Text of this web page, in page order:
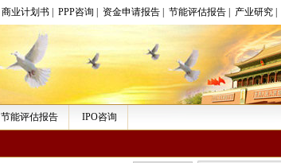
商业计划书 PPP咨询 资金申请报告 节能评估报告 产业研究
节能评估报告 IPO咨询